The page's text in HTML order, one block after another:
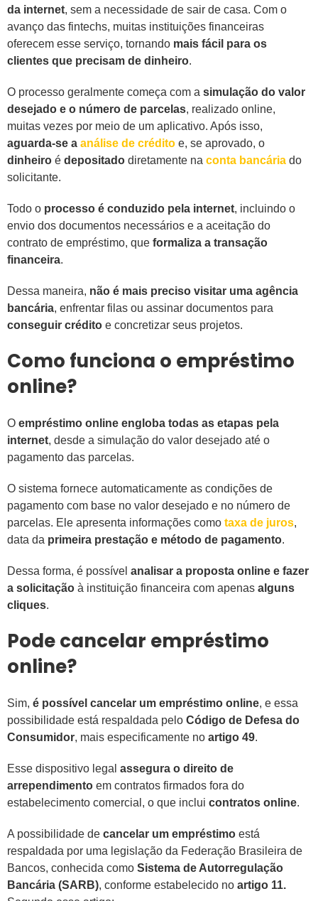
da internet, sem a necessidade de sair de casa. Com o
avanço das fintechs, muitas instituições financeiras
oferecem esse serviço, tornando mais fácil para os
clientes que precisam de dinheiro.
O processo geralmente começa com a simulação do valor
desejado e o número de parcelas, realizado online,
muitas vezes por meio de um aplicativo. Após isso,
aguarda-se a análise de crédito e, se aprovado, o
dinheiro é depositado diretamente na conta bancária do
solicitante.
Todo o processo é conduzido pela internet, incluindo o
envio dos documentos necessários e a aceitação do
contrato de empréstimo, que formaliza a transação
financeira.
Dessa maneira, não é mais preciso visitar uma agência
bancária, enfrentar filas ou assinar documentos para
conseguir crédito e concretizar seus projetos.
Como funciona o empréstimo
online?
O empréstimo online engloba todas as etapas pela
internet, desde a simulação do valor desejado até o
pagamento das parcelas.
O sistema fornece automaticamente as condições de
pagamento com base no valor desejado e no número de
parcelas. Ele apresenta informações como taxa de juros,
data da primeira prestação e método de pagamento.
Dessa forma, é possível analisar a proposta online e fazer
a solicitação à instituição financeira com apenas alguns
cliques.
Pode cancelar empréstimo
online?
Sim, é possível cancelar um empréstimo online, e essa
possibilidade está respaldada pelo Código de Defesa do
Consumidor, mais especificamente no artigo 49.
Esse dispositivo legal assegura o direito de
arrependimento em contratos firmados fora do
estabelecimento comercial, o que inclui contratos online.
A possibilidade de cancelar um empréstimo está
respaldada por uma legislação da Federação Brasileira de
Bancos, conhecida como Sistema de Autorregulação
Bancária (SARB), conforme estabelecido no artigo 11.